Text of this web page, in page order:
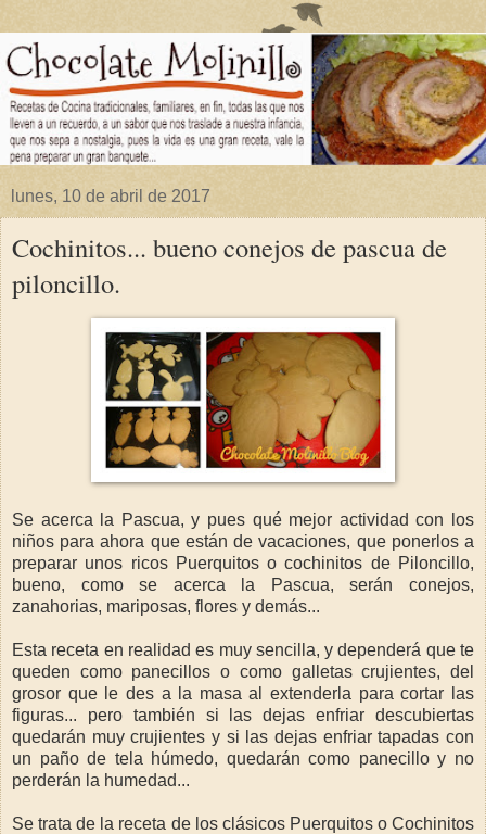
lunes, 10 de abril de 2017
Cochinitos... bueno conejos de pascua de
piloncillo.
Se acerca la Pascua, y pues qué mejor actividad con los
niños para ahora que están de vacaciones, que ponerlos a
preparar unos ricos Puerquitos o cochinitos de Piloncillo,
bueno, como se acerca la Pascua, serán conejos,
zanahorias, mariposas, flores y demás...
Esta receta en realidad es muy sencilla, y dependerá que te
queden como panecillos o como galletas crujientes, del
grosor que le des a la masa al extenderla para cortar las
figuras... pero también si las dejas enfriar descubiertas
quedarán muy crujientes y si las dejas enfriar tapadas con
un paño de tela húmedo, quedarán como panecillo y no
perderán la humedad...
Se trata de la receta de los clásicos Puerquitos o Cochinitos